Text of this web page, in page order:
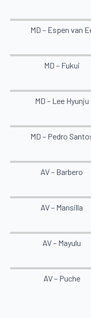
MD – Espen van
MD – Fukui
MD – Lee Hyunju
MD – Pedro
AV – Barbero
AV – Mansilla
AV – Mayulu
AV – Puche